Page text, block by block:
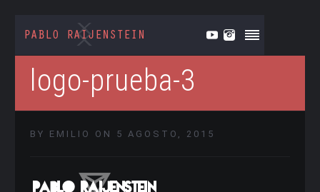
logo-prueba-3
BY EMILIO ON 5 AGOSTO, 2015